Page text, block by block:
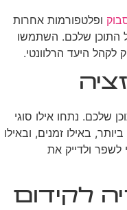
ופלטפורמות אחרות
התוכן שלכם. השתמשו
לקהל היעד הרלוונטי.
שלכם. נתחו אילו סוגי
באילו זמנים, ובאילו
ולדייק את
לקידום